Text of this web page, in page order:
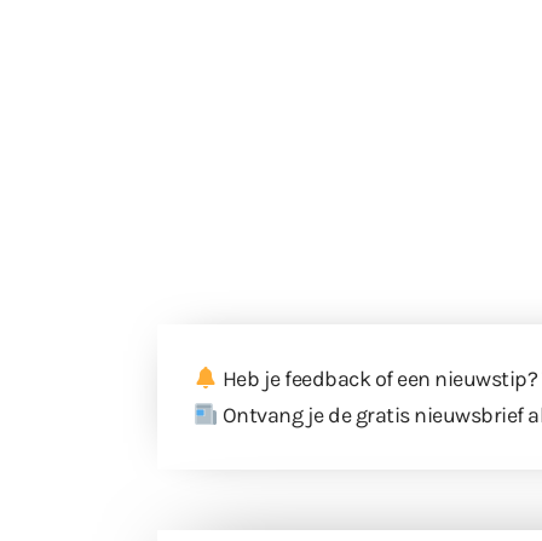
Heb je feedback of een nieuwstip?
Ontvang je de gratis nieuwsbrief